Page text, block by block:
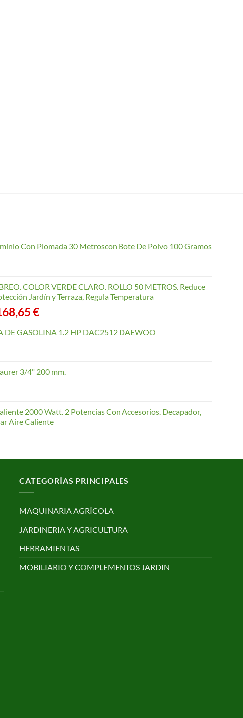
Con Plomada 30 Metroscon Bote De Polvo 100 Gramos
COLOR VERDE CLARO. ROLLO 50 METROS. Reduce
Jardín y Terraza, Regula Temperatura
€Rango
precios:
168,65 €
DE GASOLINA 1.2 HP DAC2512 DAEWOO
3/4" 200 mm.
2000 Watt. 2 Potencias Con Accesorios. Decapador,
Aire Caliente
CATEGORÍAS PRINCIPALES
MAQUINARIA AGRÍCOLA
JARDINERIA Y AGRICULTURA
HERRAMIENTAS
MOBILIARIO Y COMPLEMENTOS JARDIN